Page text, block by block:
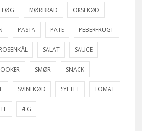
LØG MØRBRAD OKSEKØD
PASTA PATE PEBERFRUGT
ROSENKÅL SALAT SAUCE
SMØR SNACK
SVINEKØD SYLTET TOMAT
ÆG